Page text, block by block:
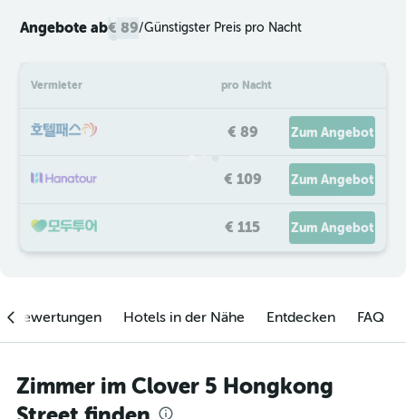
Angebote ab€ 89/Günstigster Preis pro Nacht
Vermieter pro Nacht
€ 89 Zum Angebot
€ 109 Zum Angebot
€ 115 Zum Angebot
Hotels in der Nähe Entdecken FAQ
Zimmer im Clover 5 Hongkong